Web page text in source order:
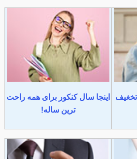
تخغیف
اینجا سال کنکور برای همه راحت
ترین ساله!